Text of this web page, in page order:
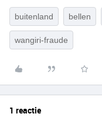
buitenland bellen
wangiri-fraude
1 reactie